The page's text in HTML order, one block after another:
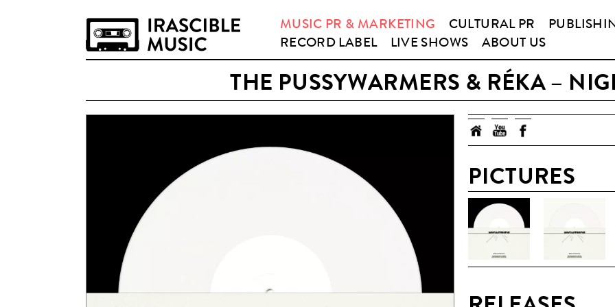
MUSIC PR & MARKETING CULTURAL PR
RECORD LABEL
LIVE SHOWS ABOUT US
THE PUSSYWARMERS & RÉKA –
PICTURES